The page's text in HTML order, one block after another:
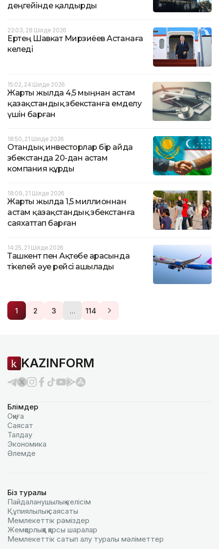
деңгейінде қалдырды
22:03, 28 Шілде 2026
Ертең Шавкат Мирзиёев Астанаға
келеді
15:02, 24 Шілде 2026
Жарты жылда 4,5 мыңнан астам
қазақстандық Өзбекстанға емделу
үшін барған
18:50, 21 Шілде 2026
Отандық инвесторлар бір айда
Өзбекстанда 20-дан астам
компания құрды
18:09, 21 Шілде 2026
Жарты жылда 1,5 миллионнан
астам қазақстандық Өзбекстанға
саяхаттап барған
14:25, 21 Шілде 2026
Ташкент пен Ақтөбе арасында
тікелей әуе рейсі ашылады
1 2 3 … 114
KAZINFORM
Бөлімдер
Оқиға
Саясат
Талдау
Экономика
Әлемде
Біз туралы
Пайдаланушылық келiciм
Құпиялылық саясаты
Мемлекеттік рәміздер
Жемқорлыққа қарсы шаралар
Мемлекеттік сатып алу туралы мәлiметтер